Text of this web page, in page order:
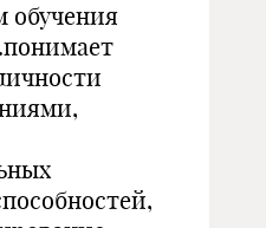
обучения